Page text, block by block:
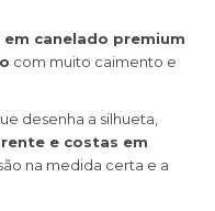
canelado premium
com muito caimento e
desenha a silhueta,
e costas em
na medida certa e a